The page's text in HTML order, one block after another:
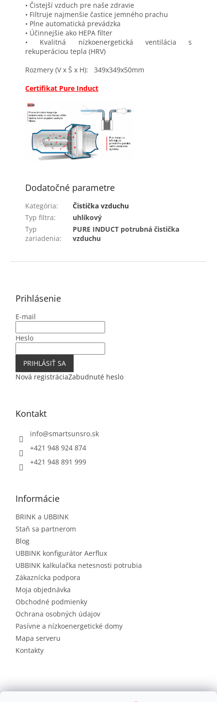
• Čistejší vzduch pre naše zdravie
• Filtruje najmenšie častice jemného prachu
• Plne automatická prevádzka
• Účinnejšie ako HEPA filter
• Kvalitná nízkoenergetická ventilácia s
rekuperáciou tepla (HRV)
Rozmery (V x Š x H): 349x349x50mm
Certifikat Pure Induct
Dodatočné parametre
Kategória:
Čistička vzduchu
Typ filtra:
uhlíkový
Typ
zariadenia:
PURE INDUCT potrubná čistička
vzduchu
Prihlásenie
E-mail
Heslo
PRIHLÁSIŤ SA
Nová registráciaZabudnuté heslo
Kontakt
info@smartsunsro.sk
+421 948 924 874
+421 948 891 999
Informácie
BRINK a UBBINK
Staň sa partnerom
Blog
UBBINK konfigurátor Aerflux
UBBINK kalkulačka netesnosti potrubia
Zákaznícka podpora
Moja objednávka
Obchodné podmienky
Ochrana osobných údajov
Pasívne a nízkoenergetické domy
Mapa serveru
Kontakty